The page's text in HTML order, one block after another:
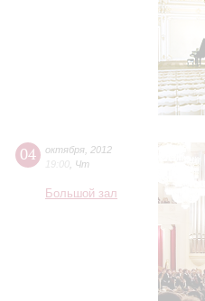
04 октября 2012
19:00 Чт
Большой зал